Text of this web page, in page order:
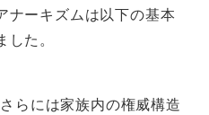
ナーキズムは以下の基本
た。
らには家族内の権威構造